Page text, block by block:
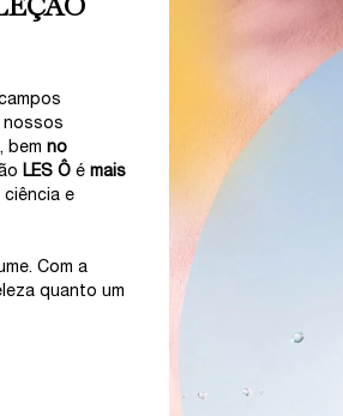
nossos
bem no
LES Ô é mais
ciência e
Com a
quanto um